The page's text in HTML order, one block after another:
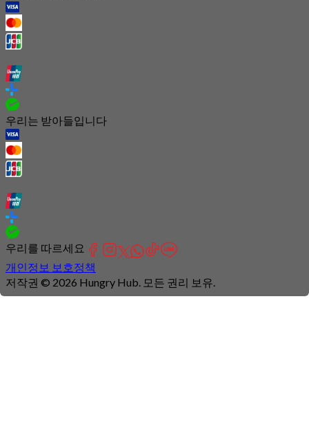
우리는 받아들입니다
우리를 따르세요
개인정보 보호정책
저작권 © 2026 Hungry Hub. 모든 권리 보유.
Connection